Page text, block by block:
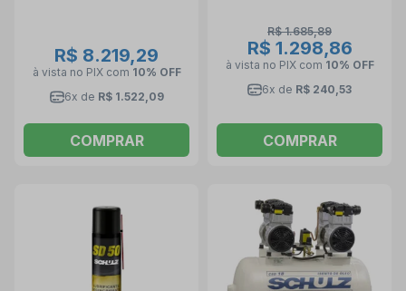
R$ 8.219,29
à vista no PIX com 10% OFF
6x de R$ 1.522,09
COMPRAR
R$ 1.685,89
R$ 1.298,86
à vista no PIX com 10% OFF
6x de R$ 240,53
COMPRAR